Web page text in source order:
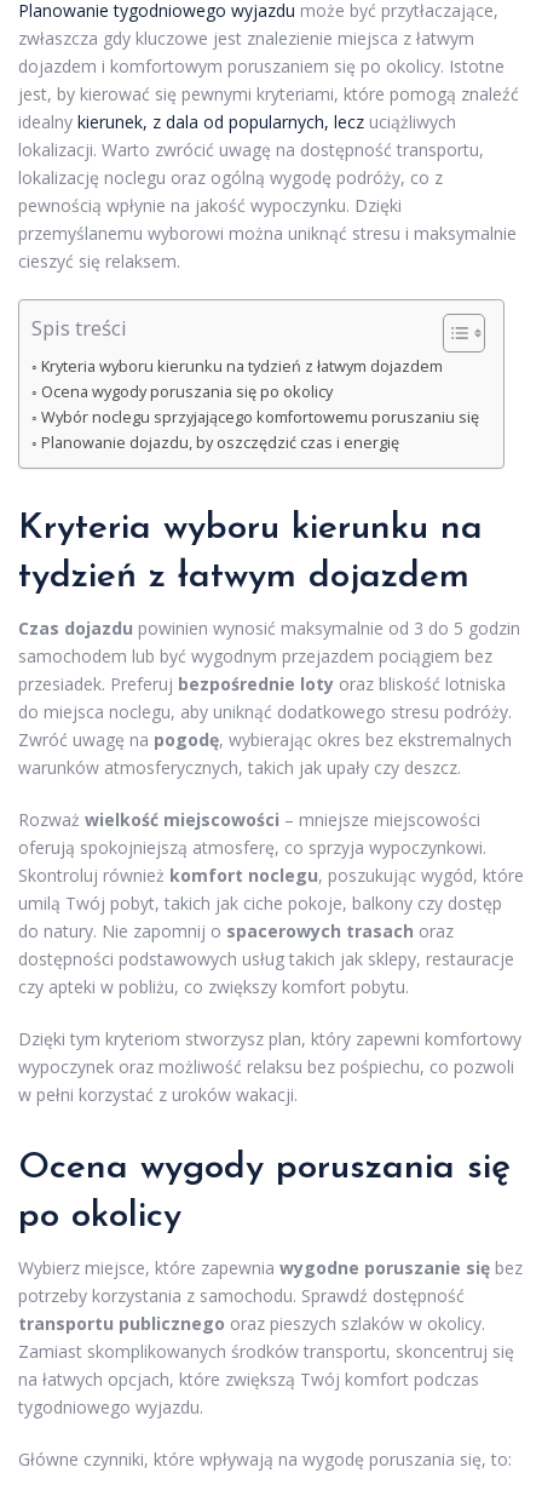
Planowanie tygodniowego wyjazdu może być przytłaczające,
zwłaszcza gdy kluczowe jest znalezienie miejsca z łatwym
dojazdem i komfortowym poruszaniem się po okolicy. Istotne
jest, by kierować się pewnymi kryteriami, które pomogą znaleźć
idealny kierunek, z dala od popularnych, lecz uciążliwych
lokalizacji. Warto zwrócić uwagę na dostępność transportu,
lokalizację noclegu oraz ogólną wygodę podróży, co z
pewnością wpłynie na jakość wypoczynku. Dzięki
przemyślanemu wyborowi można uniknąć stresu i maksymalnie
cieszyć się relaksem.
Spis treści
Kryteria wyboru kierunku na tydzień z łatwym dojazdem
Ocena wygody poruszania się po okolicy
Wybór noclegu sprzyjającego komfortowemu poruszaniu się
Planowanie dojazdu, by oszczędzić czas i energię
Kryteria wyboru kierunku na
tydzień z łatwym dojazdem
Czas dojazdu powinien wynosić maksymalnie od 3 do 5 godzin
samochodem lub być wygodnym przejazdem pociągiem bez
przesiadek. Preferuj bezpośrednie loty oraz bliskość lotniska
do miejsca noclegu, aby uniknąć dodatkowego stresu podróży.
Zwróć uwagę na pogodę, wybierając okres bez ekstremalnych
warunków atmosferycznych, takich jak upały czy deszcz.
Rozważ wielkość miejscowości – mniejsze miejscowości
oferują spokojniejszą atmosferę, co sprzyja wypoczynkowi.
Skontroluj również komfort noclegu, poszukując wygód, które
umilą Twój pobyt, takich jak ciche pokoje, balkony czy dostęp
do natury. Nie zapomnij o spacerowych trasach oraz
dostępności podstawowych usług takich jak sklepy, restauracje
czy apteki w pobliżu, co zwiększy komfort pobytu.
Dzięki tym kryteriom stworzysz plan, który zapewni komfortowy
wypoczynek oraz możliwość relaksu bez pośpiechu, co pozwoli
w pełni korzystać z uroków wakacji.
Ocena wygody poruszania się
po okolicy
Wybierz miejsce, które zapewnia wygodne poruszanie się bez
potrzeby korzystania z samochodu. Sprawdź dostępność
transportu publicznego oraz pieszych szlaków w okolicy.
Zamiast skomplikowanych środków transportu, skoncentruj się
na łatwych opcjach, które zwiększą Twój komfort podczas
tygodniowego wyjazdu.
Główne czynniki, które wpływają na wygodę poruszania się, to: